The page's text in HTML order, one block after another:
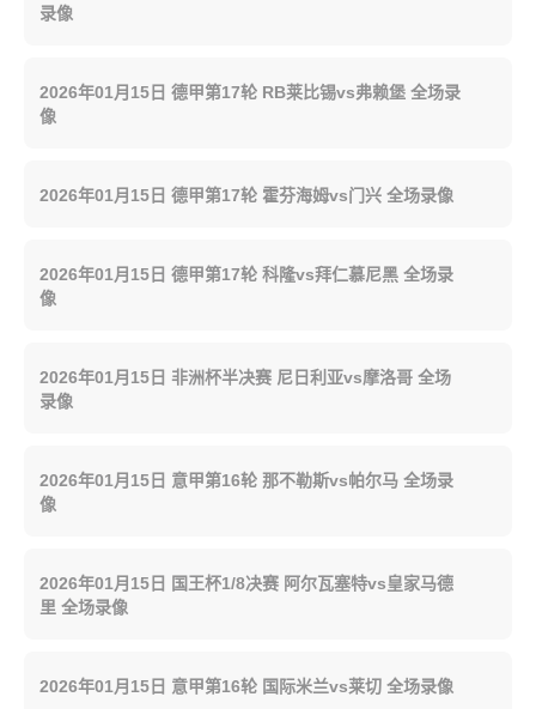
录像
2026年01月15日 德甲第17轮 RB莱比锡vs弗赖堡 全场录
像
2026年01月15日 德甲第17轮 霍芬海姆vs门兴 全场录像
2026年01月15日 德甲第17轮 科隆vs拜仁慕尼黑 全场录
像
2026年01月15日 非洲杯半决赛 尼日利亚vs摩洛哥 全场
录像
2026年01月15日 意甲第16轮 那不勒斯vs帕尔马 全场录
像
2026年01月15日 国王杯1/8决赛 阿尔瓦塞特vs皇家马德
里 全场录像
2026年01月15日 意甲第16轮 国际米兰vs莱切 全场录像